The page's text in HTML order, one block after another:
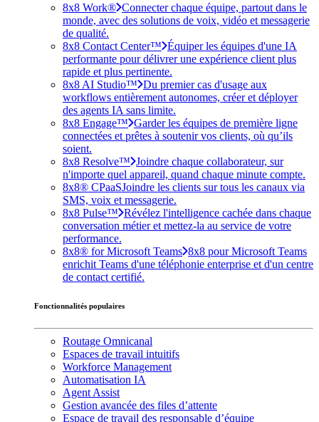
8x8 Work® Connecter chaque équipe, partout dans le
monde, avec des solutions de voix, vidéo et messagerie
de qualité.
8x8 Contact Center™ Équiper les équipes d'une IA
performante pour délivrer une expérience client plus
rapide et plus pertinente.
8x8 AI Studio™ Du premier cas d'usage aux
workflows entièrement autonomes, créer et déployer
des agents IA sans limite.
8x8 Engage™ Garder les équipes de première ligne
connectées et prêtes à soutenir vos clients, où qu’ils
soient.
8x8 Resolve™ Joindre chaque collaborateur, sur
n'importe quel appareil, quand chaque minute compte.
8x8® CPaaSJoindre les clients sur tous les canaux via
SMS, voix et messagerie.
8x8 Pulse™ Révélez l'intelligence cachée dans chaque
conversation métier et mettez-la au service de votre
performance.
8x8® for Microsoft Teams 8x8 pour Microsoft Teams
enrichit Teams d'une téléphonie enterprise et d'un centre
de contact certifié.
Fonctionnalités populaires
Routage Omnicanal
Espaces de travail intuitifs
Workforce Management
Automatisation IA
Agent Assist
Gestion avancée des files d’attente
Espace de travail des responsable d’équipe